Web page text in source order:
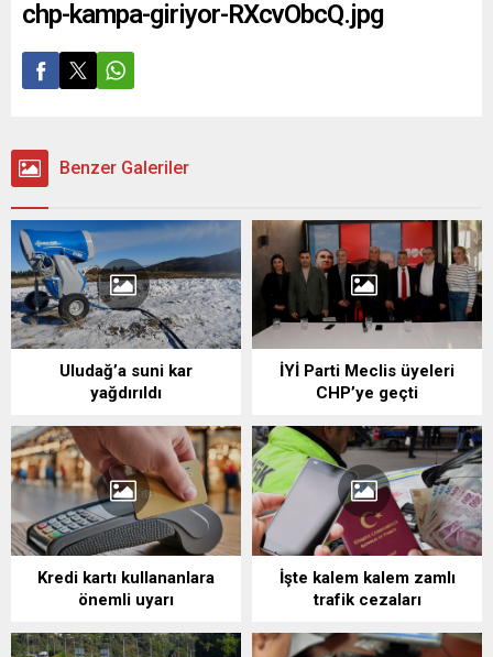
chp-kampa-giriyor-RXcvObcQ.jpg
Benzer Galeriler
Uludağ’a suni kar
yağdırıldı
İYİ Parti Meclis üyeleri
CHP’ye geçti
Kredi kartı kullananlara
önemli uyarı
İşte kalem kalem zamlı
trafik cezaları